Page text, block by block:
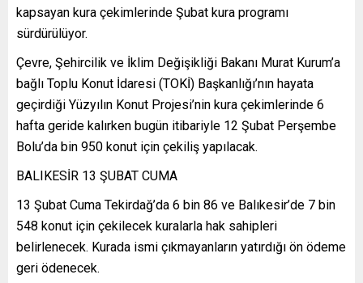
kapsayan kura çekimlerinde Şubat kura programı
sürdürülüyor.
Çevre, Şehircilik ve İklim Değişikliği Bakanı Murat Kurum’a
bağlı Toplu Konut İdaresi (TOKİ) Başkanlığı’nın hayata
geçirdiği Yüzyılın Konut Projesi’nin kura çekimlerinde 6
hafta geride kalırken bugün itibariyle 12 Şubat Perşembe
Bolu’da bin 950 konut için çekiliş yapılacak.
BALIKESİR 13 ŞUBAT CUMA
13 Şubat Cuma Tekirdağ’da 6 bin 86 ve Balıkesir’de 7 bin
548 konut için çekilecek kuralarla hak sahipleri
belirlenecek. Kurada ismi çıkmayanların yatırdığı ön ödeme
geri ödenecek.